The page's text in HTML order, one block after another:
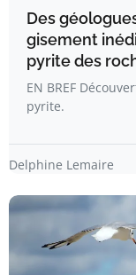
Des
gisement
pyrite des
EN BREF
pyrite.
Delphine Lemaire